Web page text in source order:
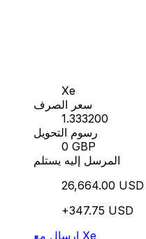
Xe
سعر الصرف
1.333200
رسوم التحويل
0 GBP
المرسل إليه يستلم
26,664.00 USD
+347.75 USD
إرسال مع Xe